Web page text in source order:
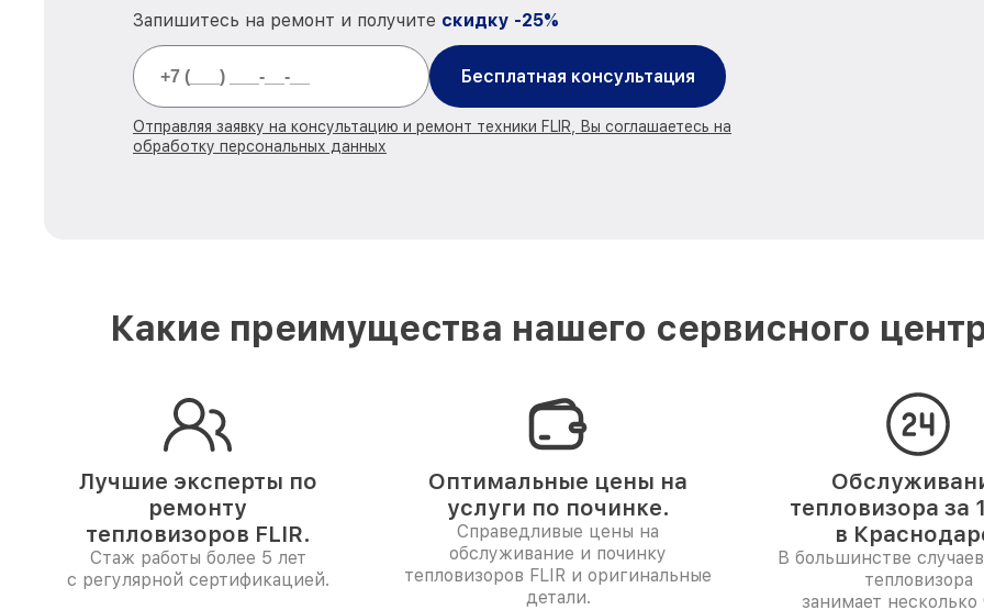
Запишитесь на ремонт и получите скидку -25%
Бесплатная консультация
Отправляя заявку на консультацию и ремонт техники FLIR, Вы соглашаетесь на
обработку персональных данных
Какие преимущества нашего сервисного
Лучшие эксперты по
ремонту
тепловизоров FLIR.
Стаж работы более 5 лет
с регулярной сертификацией.
Оптимальные цены на
услуги по починке.
Справедливые цены на
обслуживание и починку
тепловизоров FLIR и оригинальные
детали.
тепловизора за
в
В большинстве
тепловизора
занимает несколько